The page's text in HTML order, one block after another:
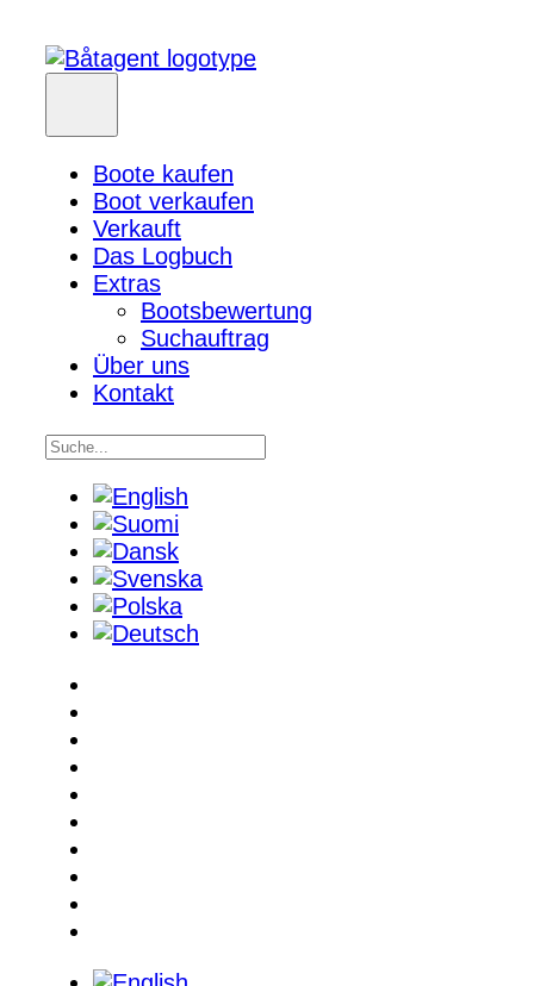
Boote kaufen
Boot verkaufen
Verkauft
Das Logbuch
Extras
Bootsbewertung
Suchauftrag
Über uns
Kontakt